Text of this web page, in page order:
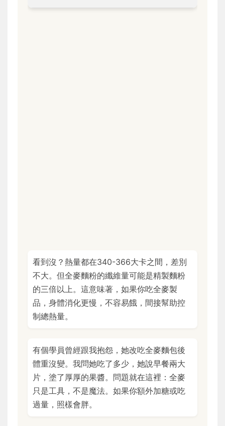
看到沒？熱量都在340-366大卡之間，差別
不大。但全麥麵粉的纖維量可能是精製麵粉
的三倍以上。這意味著，如果你吃全麥製
品，身體消化更慢，不容易餓，間接幫助控
制總熱量。
有個學員曾經跟我抱怨，她改吃全麥麵包後
體重沒變。我問她吃了多少，她說早餐兩大
片，塗了厚厚的果醬。問題就在這裡：全麥
只是工具，不是魔法。如果你額外加糖或吃
過量，照樣會胖。